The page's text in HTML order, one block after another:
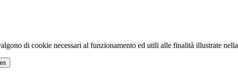
di cookie necessari al funzionamento ed utili alle finalità illustrate nella